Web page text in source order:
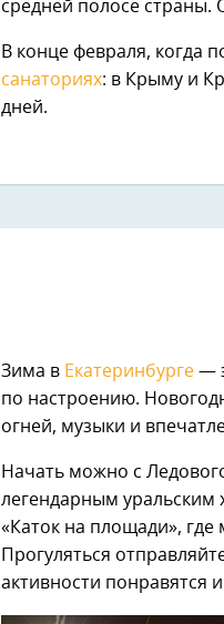
средней полосе страны.
В конце февраля, когда
санаториях: в Крыму и
дней.
Зима в Екатеринбурге —
по настроению.
огней, музыки и
Начать можно с
легендарным уральским
«Каток на площади»,
Прогуляться
активности понравятся